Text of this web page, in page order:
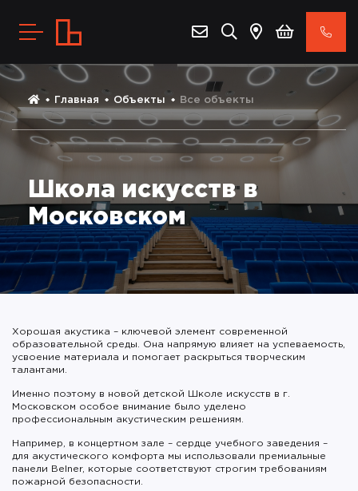
Главная Объекты Все объекты
Школа искусств в
Московском
Хорошая акустика – ключевой элемент современной
образовательной среды. Она напрямую влияет на успеваемость,
усвоение материала и помогает раскрыться творческим
талантами.
Именно поэтому в новой детской Школе искусств в г.
Московском особое внимание было уделено
профессиональным акустическим решениям.
Например, в концертном зале – сердце учебного заведения –
для акустического комфорта мы использовали премиальные
панели Belner, которые соответствуют строгим требованиям
пожарной безопасности.